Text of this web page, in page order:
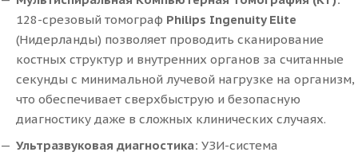
128-срезовый томограф Philips Ingenuity Elite
(Нидерланды) позволяет проводить сканирование
костных структур и внутренних органов за считанные
секунды с минимальной лучевой нагрузке на организм,
что обеспечивает сверхбыструю и безопасную
диагностику даже в сложных клинических случаях.
Ультразвуковая диагностика: УЗИ-система